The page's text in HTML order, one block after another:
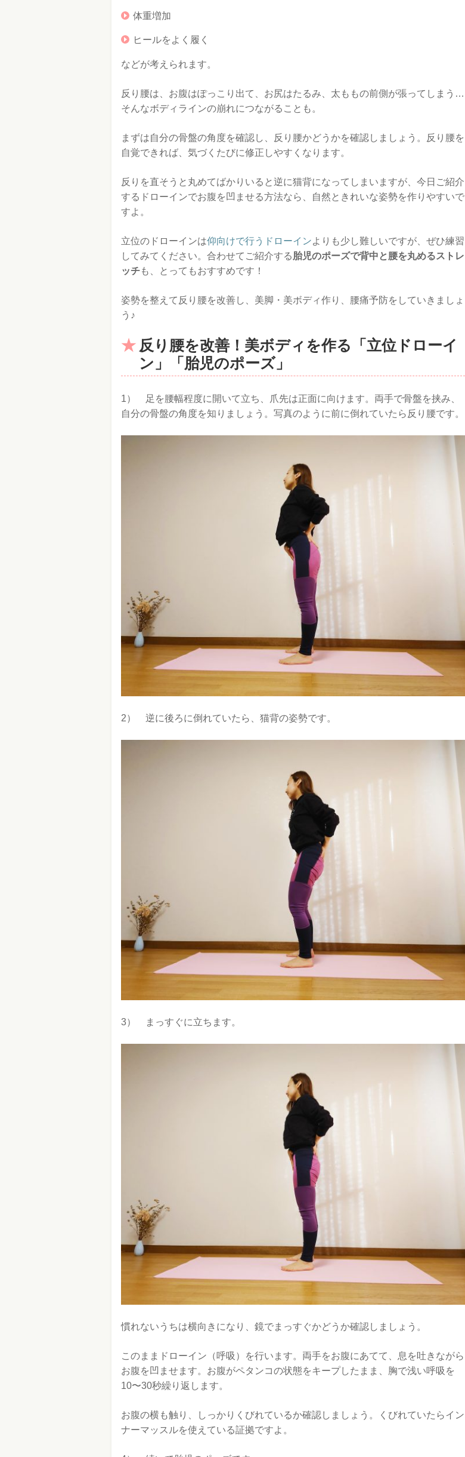
体重増加
ヒールをよく履く
などが考えられます。
反り腰は、お腹はぽっこり出て、お尻はたるみ、太ももの前側が張ってしまう…
そんなボディラインの崩れにつながることも。
まずは自分の骨盤の角度を確認し、反り腰かどうかを確認しましょう。反り腰を
自覚できれば、気づくたびに修正しやすくなります。
反りを直そうと丸めてばかりいると逆に猫背になってしまいますが、今日ご紹介
するドローインでお腹を凹ませる方法なら、自然ときれいな姿勢を作りやすいで
すよ。
立位のドローインは仰向けで行うドローインよりも少し難しいですが、ぜひ練習
してみてください。合わせてご紹介する 胎児のポーズで背中と腰を丸めるストレ
ッチも、とってもおすすめです！
姿勢を整えて反り腰を改善し、美脚・美ボディ作り、腰痛予防をしていきましょ
う♪
反り腰を改善！美ボディを作る「立位ドローイ
ン」「胎児のポーズ」
1） 足を腰幅程度に開いて立ち、爪先は正面に向けます。両手で骨盤を挟み、
自分の骨盤の角度を知りましょう。写真のように前に倒れていたら反り腰です。
2） 逆に後ろに倒れていたら、猫背の姿勢です。
3） まっすぐに立ちます。
慣れないうちは横向きになり、鏡でまっすぐかどうか確認しましょう。
このままドローイン（呼吸）を行います。両手をお腹にあてて、息を吐きながら
お腹を凹ませます。お腹がペタンコの状態をキープしたまま、胸で浅い呼吸を
10〜30秒繰り返します。
お腹の横も触り、しっかりくびれているか確認しましょう。くびれていたらイン
ナーマッスルを使えている証拠ですよ。